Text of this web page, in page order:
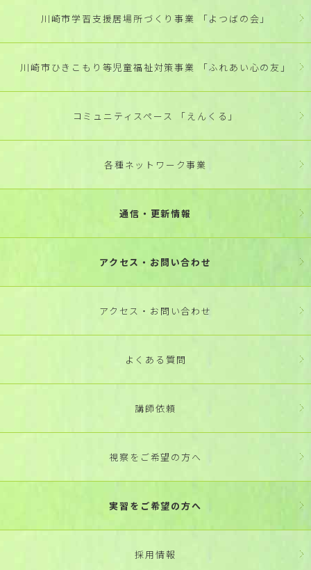
川崎市学習支援居場所づくり事業 「よつばの会」
川崎市ひきこもり等児童福祉対策事業 「ふれあい心の友」
コミュニティスペース 「えんくる」
各種ネットワーク事業
通信・更新情報
アクセス・お問い合わせ
アクセス・お問い合わせ
よくある質問
講師依頼
視察をご希望の方へ
実習をご希望の方へ
採用情報